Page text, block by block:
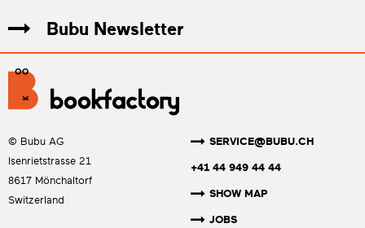
Bubu Newsletter
© Bubu AG
Isenrietstrasse 21
8617 Mönchaltorf
Switzerland
SERVICE@BUBU.CH
+41 44 949 44 44
SHOW MAP
JOBS